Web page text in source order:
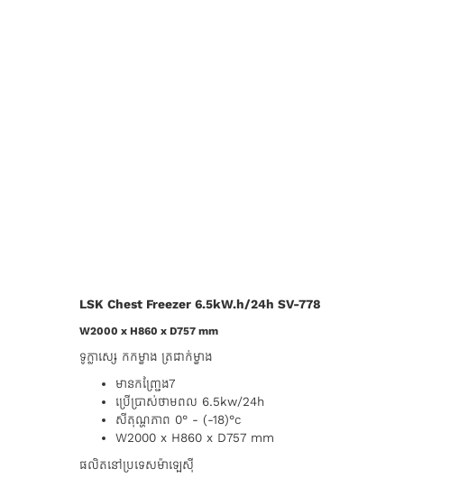
LSK Chest Freezer 6.5kW.h/24h SV-778
W2000 x H860 x D757 mm
ទូក្លាសេ្ស​​ កកម្ខាង ត្រជាក់ម្ខាង
មានកញ្ជ្រែង7
ប្រេីប្រាស់ថាមពល​ 6.5kw/24h
សីតុណ្ហភាព 0° - (-18)°c
W2000 x H860 x D757 mm
ផលិតនៅប្រទេសម៉ាឡេសុី